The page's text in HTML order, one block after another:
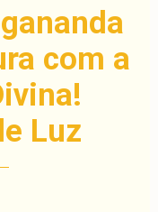
com a
Luz